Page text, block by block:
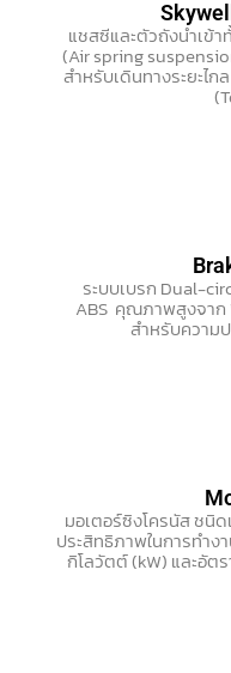
แชสซีและตัวถังนำเข้
(Air spring
สำหรับเดินทางระยะไ
ระบบเบรก Dual-
ABS คุณภาพสูงจาก
สำหรับความ
มอเตอร์ซิงโครนัส ชนิ
ประสิทธิภาพในการทำง
กิโลวัตต์ (kW) และอัต